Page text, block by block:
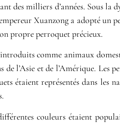
des milliers d’années. Sous la
Xuanzong a adopté
propre perroquet précieux.
comme animaux
l’Asie et de l’Amérique. Les
étaient représentés dans les
couleurs étaient